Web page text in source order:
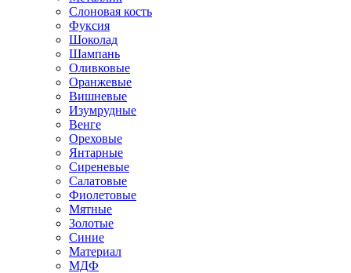
Слоновая кость
Фуксия
Шоколад
Шампань
Оливковые
Оранжевые
Вишневые
Изумрудные
Венге
Ореховые
Янтарные
Сиреневые
Салатовые
Фиолетовые
Мятные
Золотые
Синие
Материал
МДФ